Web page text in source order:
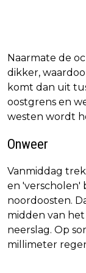
Naarmate de
dikker,
komt dan uit
oostgrens en
westen wordt
Onweer
Vanmiddag
en 'verscholen'
noordoosten.
midden van
neerslag. Op
millimeter